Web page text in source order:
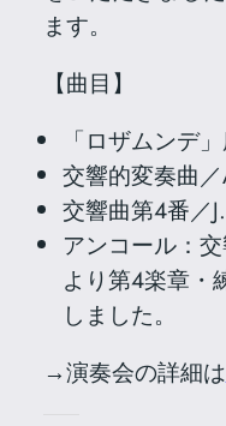
ます。
【曲目】
「ロザムンデ
交響的変奏曲
交響曲第4番／
アンコール：
より第4楽章・
しました。
→演奏会の詳細は